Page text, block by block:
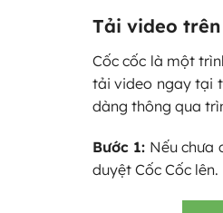
Tải video
Cốc cốc là một
tải video ngay tại
dàng thông qua
Bước 1: Nếu chưa
duyệt Cốc Cốc lên.